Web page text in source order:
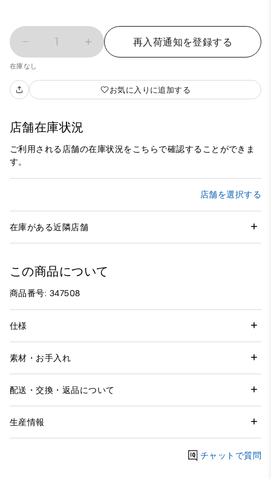
1 再入荷通知を登録する
在庫なし
お気に入りに追加する
店舗在庫状況
ご利用される店舗の在庫状況をこちらで確認することができま
す。
店舗を選択する
在庫がある近隣店舗
この商品について
商品番号: 347508
仕様
素材・お手入れ
配送・交換・返品について
生産情報
チャットで質問